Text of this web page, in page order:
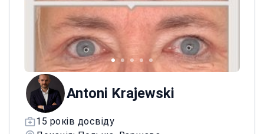
Antoni Krajewski
15 років досвіду